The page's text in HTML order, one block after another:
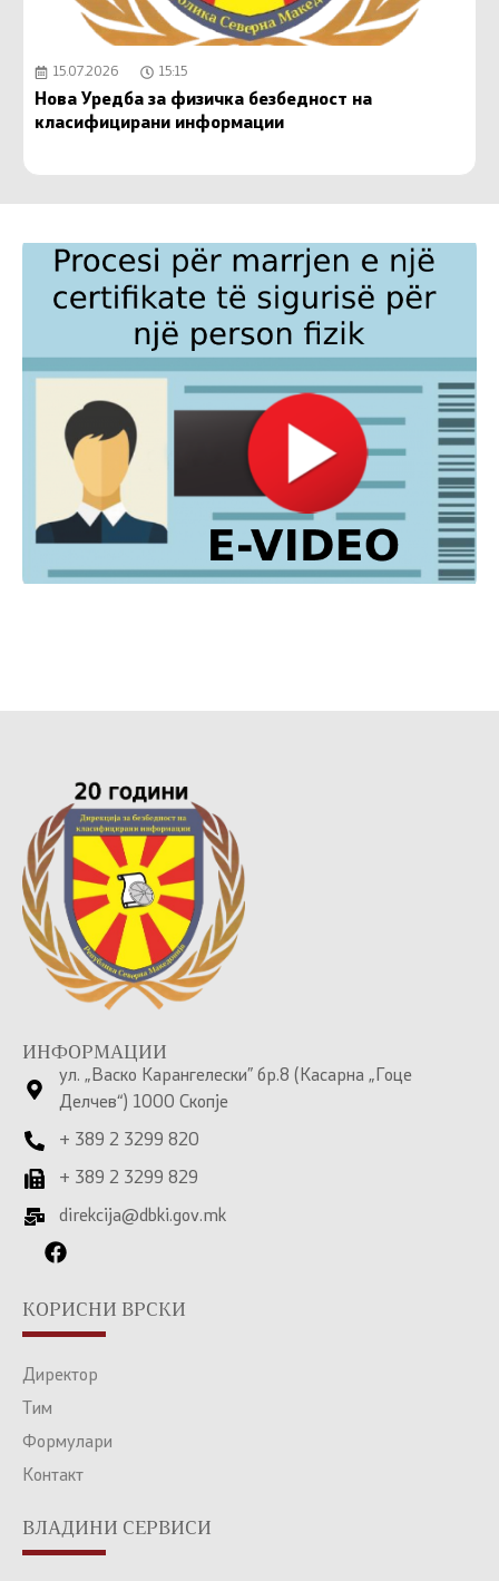
15.07.2026 15:15
Нова Уредба за физичка безбедност на
класифицирани информации
ИНФОРМАЦИИ
ул. „Васко Карангелески” бр.8 (Касарна „Гоце
Делчев“) 1000 Скопје
+ 389 2 3299 820
+ 389 2 3299 829
direkcija@dbki.gov.mk
КОРИСНИ ВРСКИ
Директор
Тим
Формулари
Контакт
ВЛАДИНИ СЕРВИСИ